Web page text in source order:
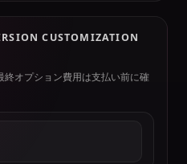
CUSTOMIZATION
オプション費用は支払い前に確